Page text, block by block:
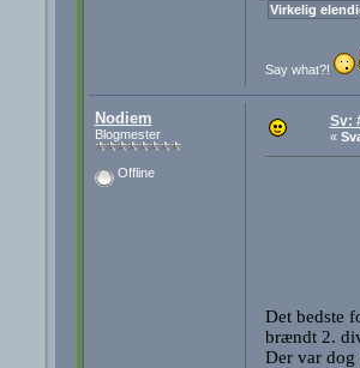
Virkelig
Say what?!
Nodiem
Blogmester
Offline
Sv:
«
Det bedste
brændt 2.
Der var